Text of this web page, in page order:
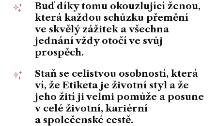
Buď díky tomu okouzlující ženou,
která každou schůzku přemění
ve skvělý zážiteka všechna
jednánívždy otočí ve svůj
prospěch.
Staň se celistvou osobností, která
ví, že Etiketa je životní styl a že
jeho žití ji velmi pomůže a posune
v celé životní, kariérní
a společenské cestě.